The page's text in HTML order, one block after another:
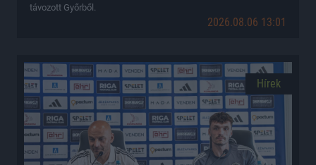
távozott Győrből.
2026.08.06 13:01
Hírek